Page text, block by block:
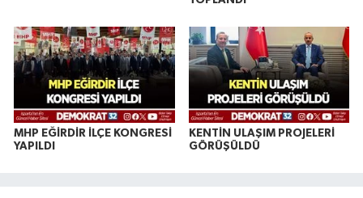
MHP EĞİRDİR İLÇE KONGRESİ
YAPILDI
KENTİN ULAŞIM PROJELERİ
GÖRÜŞÜLDÜ